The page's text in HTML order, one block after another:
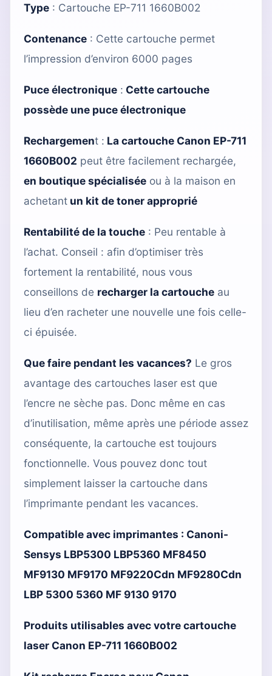
Type : Cartouche EP-711 1660B002
Contenance : Cette cartouche permet
l’impression d’environ 6000 pages
Puce électronique : Cette cartouche
possède une puce électronique
Rechargement : La cartouche Canon EP-711
1660B002 peut être facilement rechargée,
en boutique spécialisée ou à la maison en
achetant un kit de toner approprié
Rentabilité de la touche : Peu rentable à
l’achat. Conseil : afin d’optimiser très
fortement la rentabilité, nous vous
conseillons de recharger la cartouche au
lieu d’en racheter une nouvelle une fois celle-
ci épuisée.
Que faire pendant les vacances? Le gros
avantage des cartouches laser est que
l’encre ne sèche pas. Donc même en cas
d’inutilisation, même après une période assez
conséquente, la cartouche est toujours
fonctionnelle. Vous pouvez donc tout
simplement laisser la cartouche dans
l’imprimante pendant les vacances.
Compatible avec imprimantes : Canoni-
Sensys LBP5300 LBP5360 MF8450
MF9130 MF9170 MF9220Cdn MF9280Cdn
LBP 5300 5360 MF 9130 9170
Produits utilisables avec votre cartouche
laser Canon EP-711 1660B002